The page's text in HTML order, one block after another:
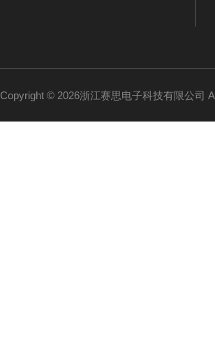
Copyright © 2026浙江赛思电子科技有限公司